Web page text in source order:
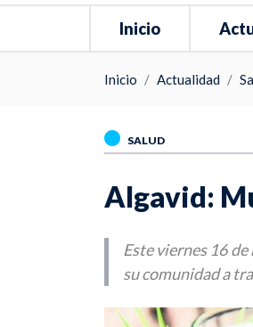
Inicio
Inicio Actualidad
SALUD
Algavid:
Este viernes 16
su comunidad a